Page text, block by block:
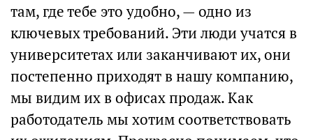
там, где тебе это удобно, — одно из
ключевых требований. Эти люди учатся в
университетах или заканчивают их, они
постепенно приходят в нашу компанию,
мы видим их в офисах продаж. Как
работодатель мы хотим соответствовать